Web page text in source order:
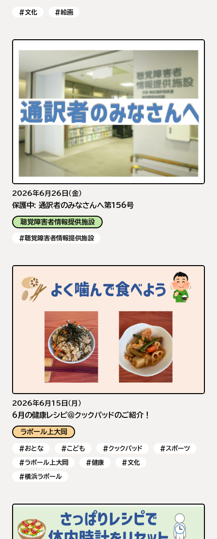
#文化 #絵画
2026年6月26日（金）
保護中: 通訳者のみなさんへ第156号
聴覚障害者情報提供施設
#聴覚障害者情報提供施設
2026年6月15日（月）
6月の健康レシピ＠クックパッドのご紹介！
ラポール上大岡
#おとな #こども #クックパッド #スポーツ
#ラポール上大岡 #健康 #文化
#横浜ラポール